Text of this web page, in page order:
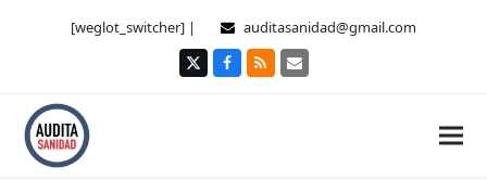
[weglot_switcher] | auditasanidad@gmail.com
TwitterFacebook
RSS Correo